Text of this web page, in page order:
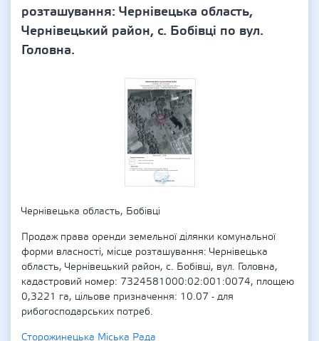
розташування: Чернівецька область,
Чернівецький район, с. Бобівці по вул.
Головна.
Чернівецька область, Бобівці
Продаж права оренди земельної ділянки комунальної
форми власності, місце розташування: Чернівецька
область, Чернівецький район, с. Бобівці, вул. Головна,
кадастровий номер: 7324581000:02:001:0074, площею
0,3221 га, цільове призначення: 10.07 - для
рибогосподарських потреб.
Сторожинецька Міська Рада